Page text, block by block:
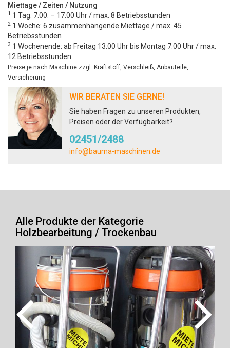
Miettage / Zeiten / Nutzung
1 1 Tag: 7.00. – 17.00 Uhr / max. 8 Betriebsstunden
2 1 Woche: 6 zusammenhängende Miettage / max. 45
Betriebsstunden
3 1 Wochenende: ab Freitag 13.00 Uhr bis Montag 7.00 Uhr / max.
12 Betriebsstunden
Preise je nach Maschine zzgl. Kraftstoff, Verschleiß, Anbauteile,
Versicherung
WIR BERATEN SIE GERNE!
Sie haben Fragen zu unseren Produkten,
Preisen oder der Verfügbarkeit?
02451/2488
info@bauma-maschinen.de
Alle Produkte der Kategorie
Holzbearbeitung / Trockenbau